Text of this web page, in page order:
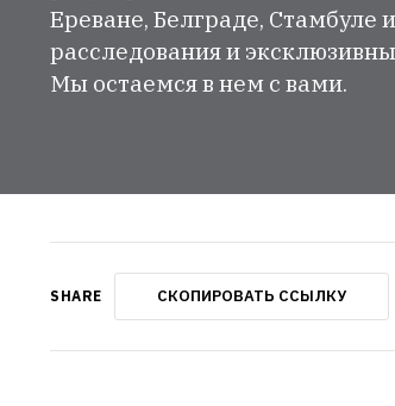
Ереване, Белграде, Стамбуле
расследования и
Мы остаемся в нем с вами.
SHARE СКОПИРОВАТЬ ССЫЛКУ